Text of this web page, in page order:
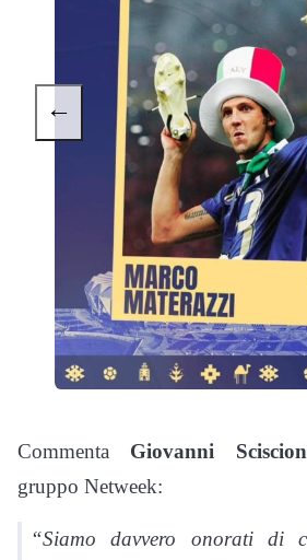
←
Commenta Giovanni
gruppo Netweek:
“Siamo davvero onorati di